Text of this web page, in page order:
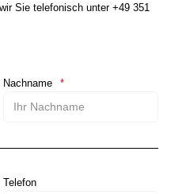
Sie telefonisch unter +49 351
Nachname
Telefon